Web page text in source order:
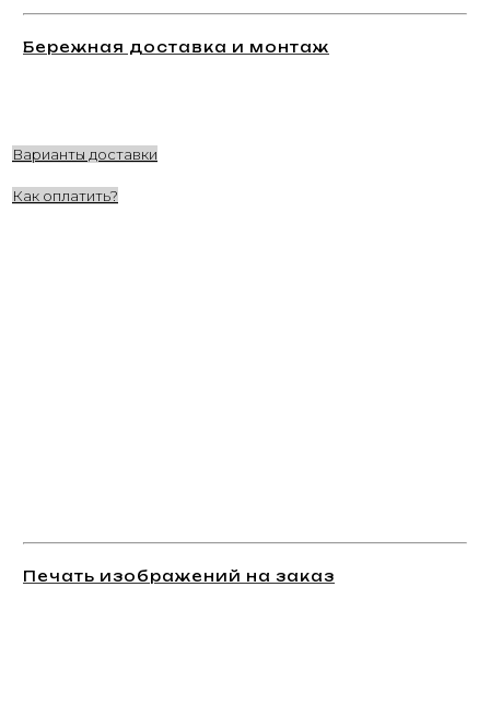
Бережная доставка и монтаж
Варианты доставки
Как оплатить?
Печать изображений на заказ